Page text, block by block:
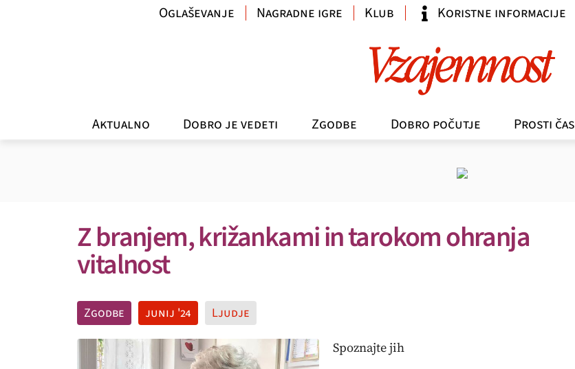
Aktualno Dobro je vedeti Zgodbe Dobro počutje Prosti čas
Oglaševanje Nagradne igre Klub Koristne informacije
Z branjem, križankami in tarokom ohranja
vitalnost
Zgodbe junij '24
Ljudje
Spoznajte jih